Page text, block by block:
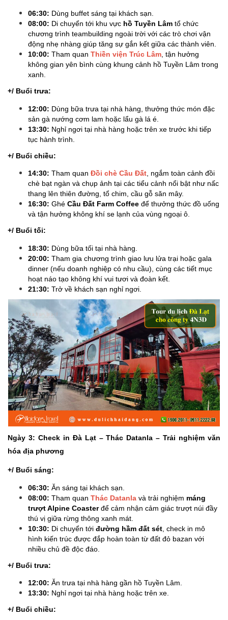
06:30: Dùng buffet sáng tại khách sạn.
08:00: Di chuyển tới khu vực hồ Tuyền Lâm tổ chức
chương trình teambuilding ngoài trời với các trò chơi vận
động nhẹ nhàng giúp tăng sự gắn kết giữa các thành viên.
10:00: Tham quan Thiền viện Trúc Lâm , tận hưởng
không gian yên bình cùng khung cảnh hồ Tuyền Lâm trong
xanh.
+/ Buổi trưa:
12:00: Dùng bữa trưa tại nhà hàng, thưởng thức món đặc
sản gà nướng cơm lam hoặc lẩu gà lá é.
13:30: Nghỉ ngơi tại nhà hàng hoặc trên xe trước khi tiếp
tục hành trình.
+/ Buổi chiều:
14:30: Tham quan Đồi chè Cầu Đất, ngắm toàn cảnh đồi
chè bạt ngàn và chụp ảnh tại các tiểu cảnh nổi bật như nấc
thang lên thiên đường, tổ chim, cầu gỗ săn mây.
16:30: Ghé Cầu Đất Farm Coffee để thưởng thức đồ uống
và tận hưởng không khí se lạnh của vùng ngoại ô.
+/ Buổi tối:
18:30: Dùng bữa tối tại nhà hàng.
20:00: Tham gia chương trình giao lưu lửa trại hoặc gala
dinner (nếu doanh nghiệp có nhu cầu), cùng các tiết mục
hoạt náo tạo không khí vui tươi và đoàn kết.
21:30: Trở về khách sạn nghỉ ngơi.
Ngày 3: Check in Đà Lạt – Thác Datanla – Trải nghiệm văn
hóa địa phương
+/ Buổi sáng:
06:30: Ăn sáng tại khách sạn.
08:00: Tham quan Thác Datanla và trải nghiệm máng
trượt Alpine Coasterđể cảm nhận cảm giác trượt núi đầy
thú vị giữa rừng thông xanh mát.
10:30: Di chuyển tới đường hầm đất sét , check in mô
hình kiến trúc được đắp hoàn toàn từ đất đỏ bazan với
nhiều chủ đề độc đáo.
+/ Buổi trưa:
12:00: Ăn trưa tại nhà hàng gần hồ Tuyền Lâm.
13:30: Nghỉ ngơi tại nhà hàng hoặc trên xe.
+/ Buổi chiều: